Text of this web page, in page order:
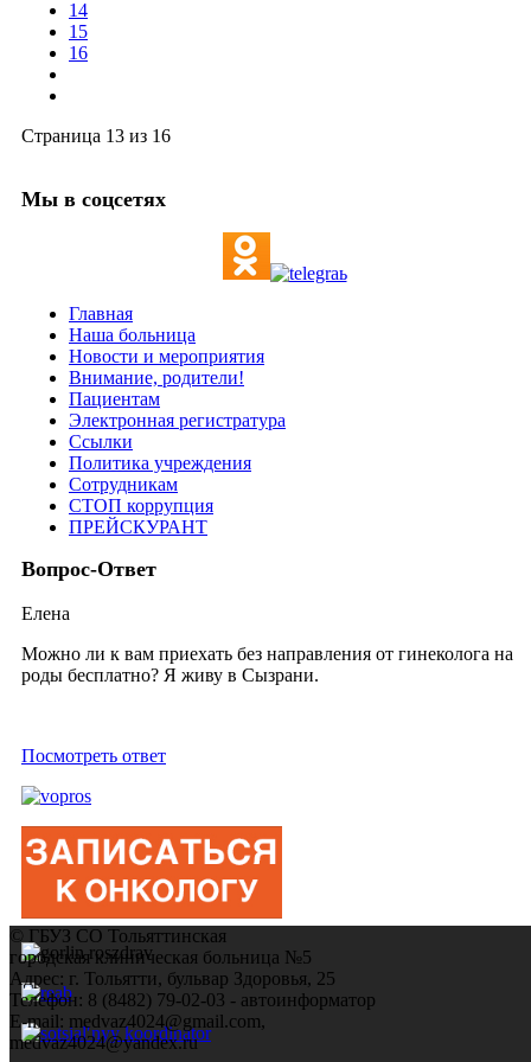
14
15
16
Страница 13 из 16
Мы в соцсетях
Главная
Наша больница
Новости и мероприятия
Внимание, родители!
Пациентам
Электронная регистратура
Ссылки
Политика учреждения
Сотрудникам
СТОП коррупция
ПРЕЙСКУРАНТ
Вопрос-Ответ
Елена
Можно ли к вам приехать без направления от гинеколога на
роды беcплатно? Я живу в Сызрани.
Посмотреть ответ
© ГБУЗ СО Тольяттинская
городская клиническая больница №5
Адрес: г. Тольятти, бульвар Здоровья, 25
Телефон: 8 (8482) 79-02-03 - автоинформатор
E-mail: medvaz4024@gmail.com,
medvaz4024@yandex.ru